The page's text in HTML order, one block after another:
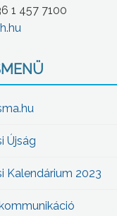
1 457 7100
Újság
Kalendárium 2023